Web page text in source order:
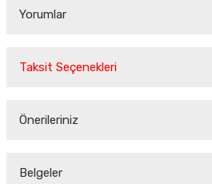
Yorumlar
Taksit Seçenekleri
Önerileriniz
konularda yetersiz gördüğünüz
Belgeler